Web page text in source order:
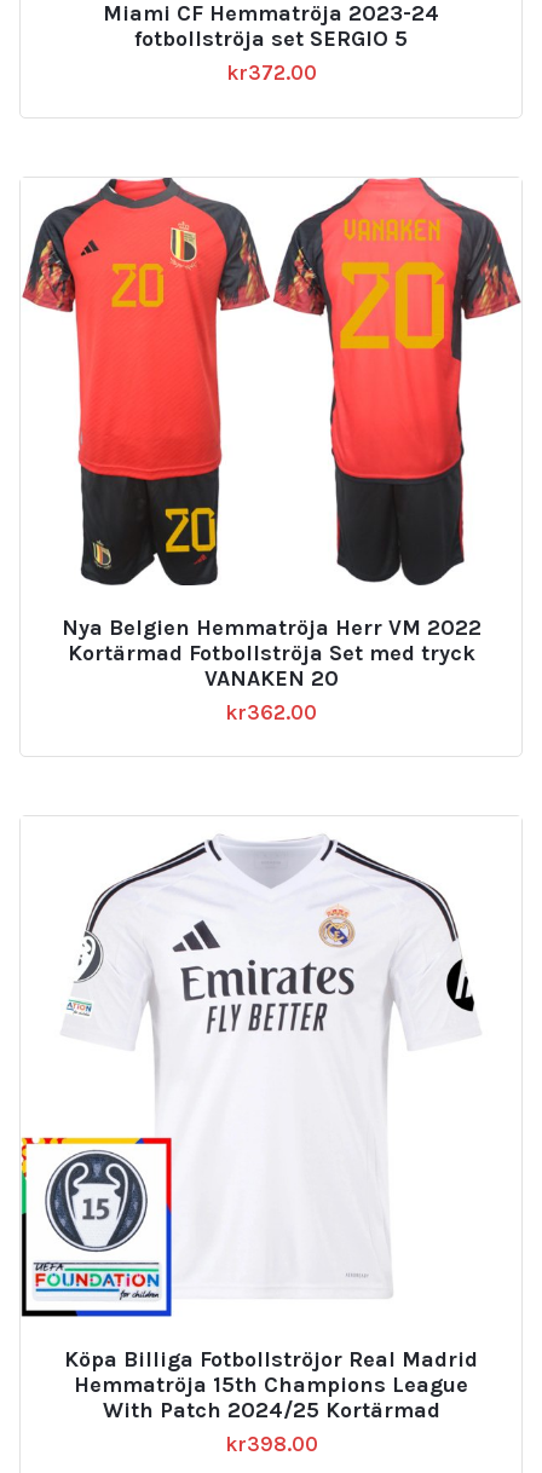
Miami CF Hemmatröja 2023-24
fotbollströja set SERGIO 5
kr372.00
Nya Belgien Hemmatröja Herr VM 2022
Kortärmad Fotbollströja Set med tryck
VANAKEN 20
kr362.00
Köpa Billiga Fotbollströjor Real Madrid
Hemmatröja 15th Champions League
With Patch 2024/25 Kortärmad
kr398.00